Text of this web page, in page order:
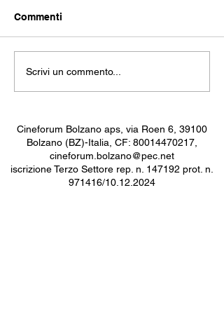
La Trilogia della
Rivoluzione
Commenti
Scrivi un commento...
Cineforum Bolzano aps, via Roen 6, 39100
Bolzano (BZ)-Italia, CF: 80014470217
cineforum.bolzano@pec.net
iscrizione Terzo Settore rep. n. 147192 prot. n.
971416/10.12.2024